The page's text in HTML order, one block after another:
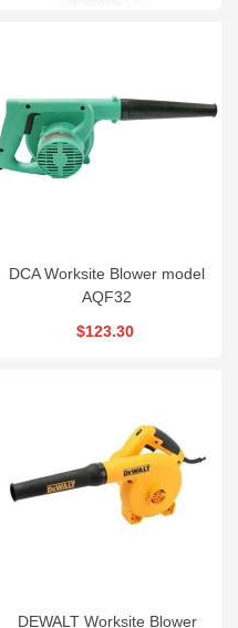
DCA Worksite Blower model
AQF32
$123.30
DEWALT Worksite Blower